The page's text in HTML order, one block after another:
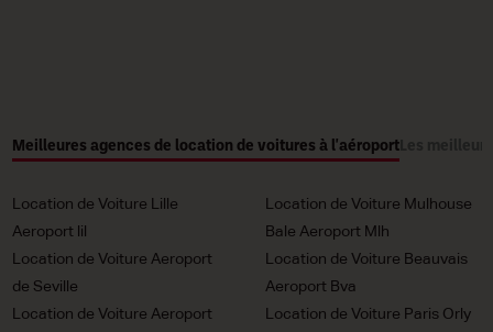
Meilleures agences de location de voitures à l'aéroportLes
Location de Voiture Lille
Aeroport lil
Location de Voiture Mulhouse
Bale Aeroport Mlh
Location de Voiture Aeroport
de Seville
Location de Voiture Beauvais
Aeroport Bva
Location de Voiture Aeroport
Location de Voiture Paris Orly